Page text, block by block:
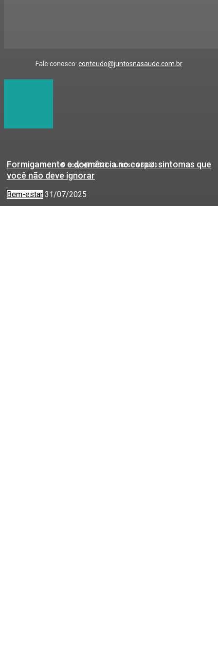
Formigamento e dormência no corpo: sintomas que
você não deve ignorar
Bem-estar 31/07/2025
Fale conosco: conteudo@juntosnasaude.com.br
© Copyright 2023 - Juntos na Saúde